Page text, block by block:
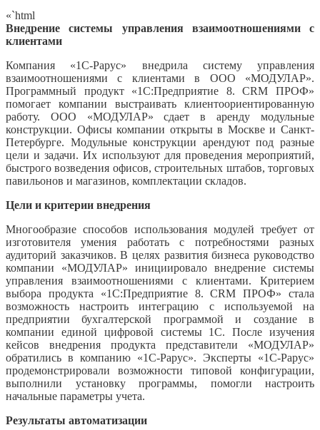
«`html
Внедрение системы управления взаимоотношениями с
клиентами
Компания «1С-Рарус» внедрила систему управления
взаимоотношениями с клиентами в ООО «МОДУЛАР».
Программный продукт «1С:Предприятие 8. CRM ПРОФ»
помогает компании выстраивать клиентоориентированную
работу. ООО «МОДУЛАР» сдает в аренду модульные
конструкции. Офисы компании открыты в Москве и Санкт-
Петербурге. Модульные конструкции арендуют под разные
цели и задачи. Их используют для проведения мероприятий,
быстрого возведения офисов, строительных штабов, торговых
павильонов и магазинов, комплектации складов.
Цели и критерии внедрения
Многообразие способов использования модулей требует от
изготовителя умения работать с потребностями разных
аудиторий заказчиков. В целях развития бизнеса руководство
компании «МОДУЛАР» инициировало внедрение системы
управления взаимоотношениями с клиентами. Критерием
выбора продукта «1С:Предприятие 8. CRM ПРОФ» стала
возможность настроить интеграцию с используемой на
предприятии бухгалтерской программой и создание в
компании единой цифровой системы 1С. После изучения
кейсов внедрения продукта представители «МОДУЛАР»
обратились в компанию «1С-Рарус». Эксперты «1С-Рарус»
продемонстрировали возможности типовой конфигурации,
выполнили установку программы, помогли настроить
начальные параметры учета.
Результаты автоматизации